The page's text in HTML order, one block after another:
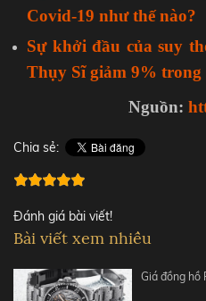
Covid-19 như thế nào?
Sự khởi đầu của suy
Thụy Sĩ giảm 9% trong
Nguồn:
Chia sẻ:
Đánh giá bài viết!
Bài viết xem nhiều
Giá đồng hồ